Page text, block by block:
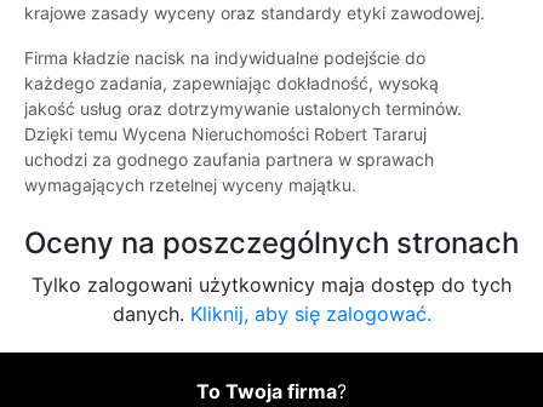
krajowe zasady wyceny oraz standardy etyki zawodowej.
Firma kładzie nacisk na indywidualne podejście do
każdego zadania, zapewniając dokładność, wysoką
jakość usług oraz dotrzymywanie ustalonych terminów.
Dzięki temu Wycena Nieruchomości Robert Tararuj
uchodzi za godnego zaufania partnera w sprawach
wymagających rzetelnej wyceny majątku.
Oceny na poszczególnych stronach
Tylko zalogowani użytkownicy maja dostęp do tych
danych. Kliknij, aby się zalogować.
To Twoja firma?